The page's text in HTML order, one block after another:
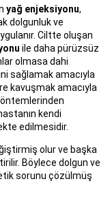
yağ enjeksiyonu,
dolgunluk ve
Ciltte oluşan
ile daha pürüzsüz
olmasa dahi
sağlamak amacıyla
kavuşmak amacıyla
kendi
edilmesidir.
olur ve başka
Böylece dolgun ve
sorunu çözülmüş